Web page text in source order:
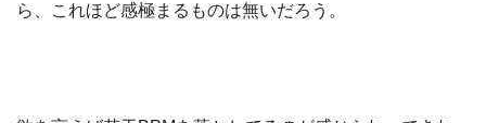
ら、これほど感極まるものは無いだろう。